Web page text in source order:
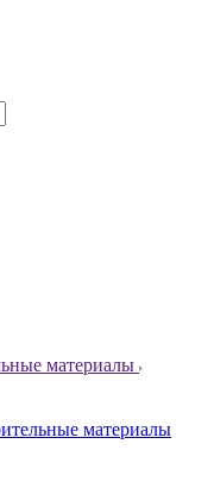
материалы
материалы